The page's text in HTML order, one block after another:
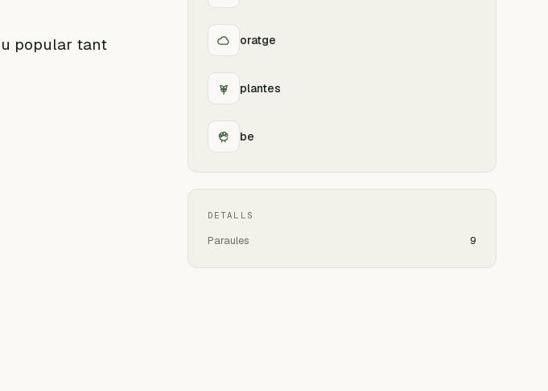
popular tant
oratge
plantes
be
DETALLS
Paraules 9